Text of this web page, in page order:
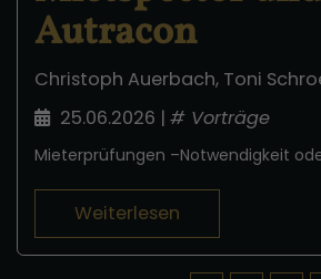
Autracon
Christoph Auerbach, Toni
25.06.2026 | # Vorträge
Mieterprüfungen –Notwendigkeit
Weiterlesen